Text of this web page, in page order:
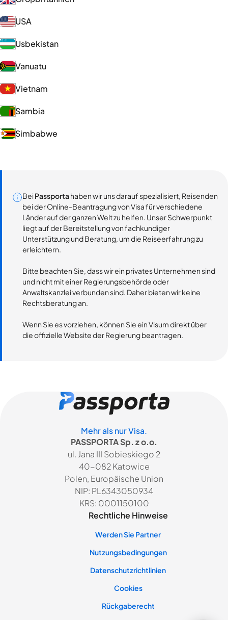
USA
Usbekistan
Vanuatu
Vietnam
Sambia
Simbabwe
BeiPassportahaben wir uns darauf spezialisiert, Reisenden
bei der Online-Beantragung von Visa für verschiedene
Länder auf der ganzen Welt zu helfen. Unser Schwerpunkt
liegt auf der Bereitstellung von fachkundiger
Unterstützung und Beratung, um die Reiseerfahrung zu
erleichtern.
Bitte beachten Sie, dass wir ein privates Unternehmen sind
und nicht mit einer Regierungsbehörde oder
Anwaltskanzlei verbunden sind. Daher bieten wir keine
Rechtsberatung an.
Wenn Sie es vorziehen, können Sie ein Visum direkt über
die offizielle Website der Regierung beantragen.
Mehr als nur Visa.
PASSPORTA Sp. z o.o.
ul. Jana III Sobieskiego 2
40-082 Katowice
Polen, Europäische Union
NIP: PL6343050934
KRS: 0001150100
Rechtliche Hinweise
Werden Sie Partner
Nutzungsbedingungen
Datenschutzrichtlinien
Cookies
Rückgaberecht